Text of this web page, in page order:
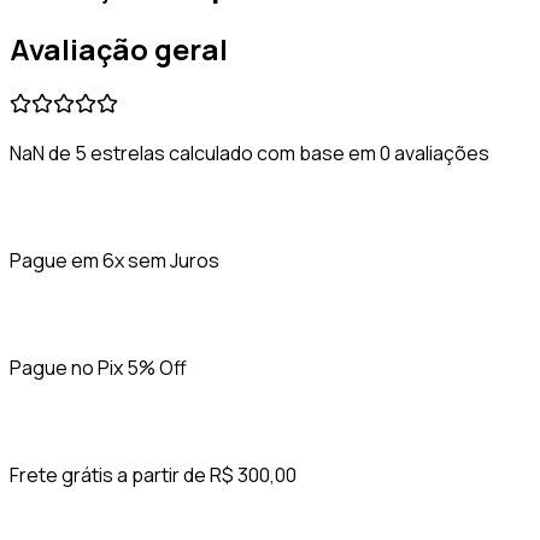
Avaliação geral
NaN de 5 estrelas calculado com base em 0 avaliações
Pague em 6x sem Juros
Pague no Pix 5% Off
Frete grátis a partir de R$ 300,00